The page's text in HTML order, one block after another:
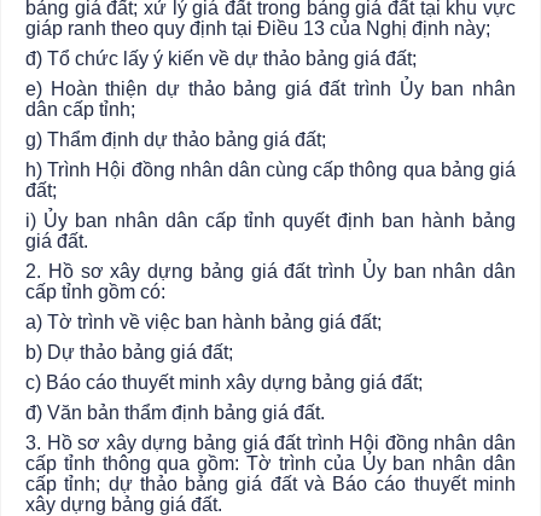
bảng giá đất; xử lý giá đất trong bảng giá đất tại khu vực
giáp ranh theo quy định tại Điều 13 của Nghị định này;
đ) Tổ chức lấy ý kiến về dự thảo bảng giá đất;
e) Hoàn thiện dự thảo bảng giá đất trình Ủy ban nhân
dân cấp tỉnh;
g) Thẩm định dự thảo bảng giá đất;
h) Trình Hội đồng nhân dân cùng cấp thông qua bảng giá
đất;
i) Ủy ban nhân dân cấp tỉnh quyết định ban hành bảng
giá đất.
2. Hồ sơ xây dựng bảng giá đất trình Ủy ban nhân dân
cấp tỉnh gồm có:
a) Tờ trình về việc ban hành bảng giá đất;
b) Dự thảo bảng giá đất;
c) Báo cáo thuyết minh xây dựng bảng giá đất;
đ) Văn bản thẩm định bảng giá đất.
3. Hồ sơ xây dựng bảng giá đất trình Hội đồng nhân dân
cấp tỉnh thông qua gồm: Tờ trình của Ủy ban nhân dân
cấp tỉnh; dự thảo bảng giá đất và Báo cáo thuyết minh
xây dựng bảng giá đất.